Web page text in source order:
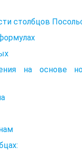
столбцов
на основе